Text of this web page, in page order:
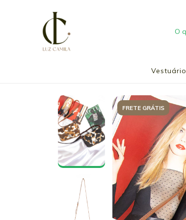
Vestuário
FRETE GRÁTIS